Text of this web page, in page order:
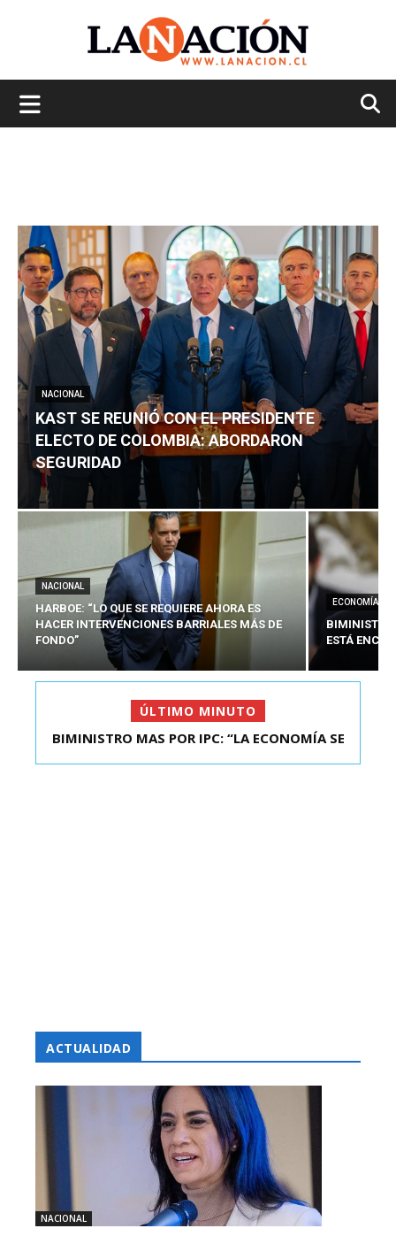
NACIONAL
KAST SE REUNIÓ CON EL PRESIDENTE
ELECTO DE COLOMBIA: ABORDARON
SEGURIDAD
NACIONAL
HARBOE: “LO QUE SE REQUIERE AHORA ES
HACER INTERVENCIONES BARRIALES MÁS DE
FONDO”
ECONOMÍA
BIMINISTRO
ESTÁ
ÚLTIMO MINUTO
KAST SE REUNIÓ CON EL PRESIDENTE ELECTO DE
BIMINISTRO MAS POR IPC: “LA ECONOMÍA SE
ACTUALIDAD
NACIONAL